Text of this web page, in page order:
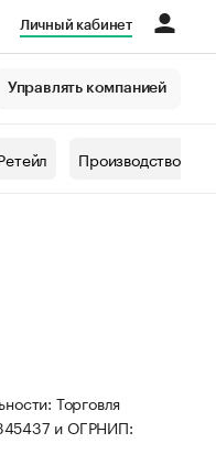
Личный кабинет
Управлять компанией
Производство
Торговля
и ОГРНИП: